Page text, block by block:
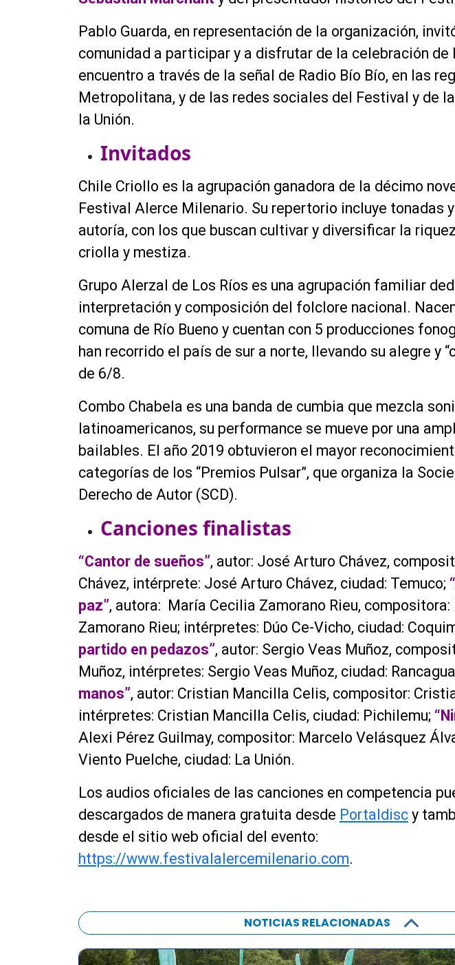
Pablo Guarda, en representación de la organización,
comunidad a participar y a disfrutar de la celebración de
encuentro a través de la señal de Radio Bío Bío, en las
Metropolitana, y de las redes sociales del Festival y de
la Unión.
Invitados
Chile Criollo es la agrupación ganadora de la décimo
Festival Alerce Milenario. Su repertorio incluye tonadas
autoría, con los que buscan cultivar y diversificar la
criolla y mestiza.
Grupo Alerzal de Los Ríos es una agrupación familiar
interpretación y composición del folclore nacional.
comuna de Río Bueno y cuentan con 5 producciones
han recorrido el país de sur a norte, llevando su alegre y
de 6/8.
Combo Chabela es una banda de cumbia que mezcla
latinoamericanos, su performance se mueve por una
bailables. El año 2019 obtuvieron el mayor
categorías de los “Premios Pulsar”, que organiza la
Derecho de Autor (SCD).
Canciones finalistas
“Cantor de sueños”, autor: José Arturo Chávez,
Chávez, intérprete: José Arturo Chávez, ciudad: Temuco;
paz”, autora: María Cecilia Zamorano Rieu,
Zamorano Rieu; intérpretes: Dúo Ce-Vicho, ciudad:
partido en pedazos”, autor: Sergio Veas Muñoz,
Muñoz, intérpretes: Sergio Veas Muñoz, ciudad:
manos”, autor: Cristian Mancilla Celis, compositor:
intérpretes: Cristian Mancilla Celis, ciudad: Pichilemu;
Alexi Pérez Guilmay, compositor: Marcelo Velásquez
Viento Puelche, ciudad: La Unión.
Los audios oficiales de las canciones en competencia
descargados de manera gratuita desde Portaldisc y
desde el sitio web oficial del evento:
https://www.festivalalercemilenario.com.
NOTICIAS RELACIONADAS